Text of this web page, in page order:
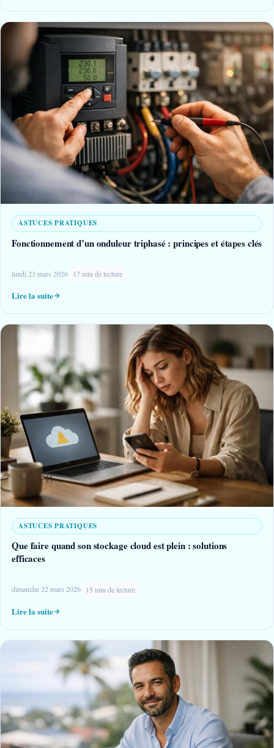
ASTUCES PRATIQUES
Fonctionnement d’un onduleur triphasé : principes et étapes clés
lundi 23 mars 2026 17 min de lecture
Lire la suite
ASTUCES PRATIQUES
Que faire quand son stockage cloud est plein : solutions
efficaces
dimanche 22 mars 2026 15 min de lecture
Lire la suite